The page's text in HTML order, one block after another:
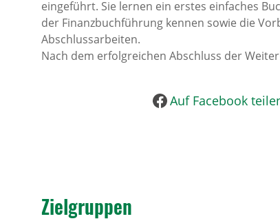
eingeführt. Sie lernen ein erstes einfaches
der Finanzbuchführung kennen sowie die
Abschlussarbeiten.
Nach dem erfolgreichen Abschluss der
Auf Facebook
Ziel­gruppen